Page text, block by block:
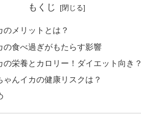
もくじ
のメリットとは？
の食べ過ぎがもたらす影響
の栄養とカロリー！ダイエット向き？
ゃんイカの健康リスクは？